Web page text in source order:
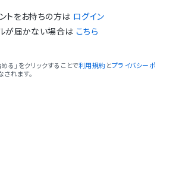
トをお持ちの方は ログイン
が届かない場合は こちら
る」をクリックすることで利用規約 とプライバシーポ
れます。